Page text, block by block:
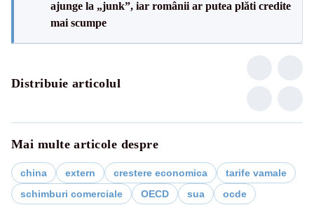
ajunge la „junk”, iar românii ar putea plăti credite
mai scumpe
Distribuie articolul
Mai multe articole despre
china extern crestere economica
tarife vamale
schimburi comerciale
OECD sua ocde